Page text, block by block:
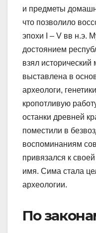
и предметы
что позволило
эпохи I – V вв н.э.
достоянием
взял исторический
выставлена в
археологи,
кропотливую
останки древней
поместили в
воспоминаниям
привязался к
имя. Сима стала
археологии.
По